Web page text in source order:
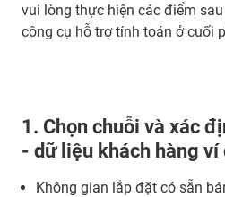
vui lòng thực hiện các điểm
công cụ hỗ trợ tính toán ở cuối
1. Chọn chuỗi và xác
- dữ liệu khách hàng ví
Không gian lắp đặt có sẵn